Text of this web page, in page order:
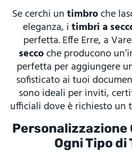
Se cerchi untimbroche
eleganza, itimbri a
perfetta. Effe Erre, a
seccoche producono
perfetta per aggiungere
sofisticato ai tuoi
sono ideali per inviti,
ufficiali dove è richiesto un
Personalizzazione
Ogni Tipo di